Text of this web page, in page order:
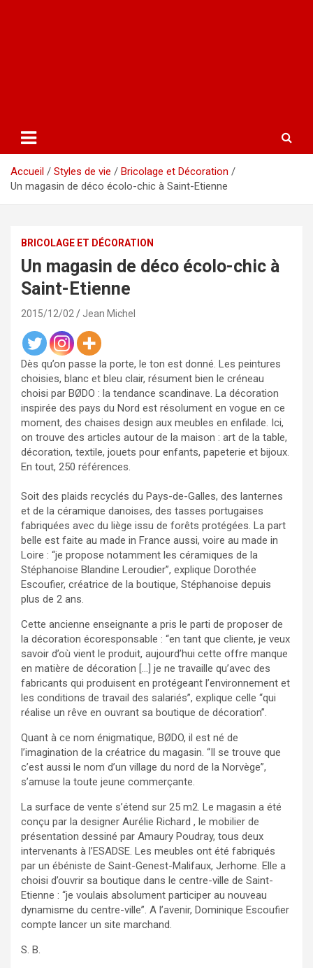
Accueil Styles de vie
Bricolage et Décoration
Un magasin de déco écolo-chic à Saint-Etienne
BRICOLAGE ET DÉCORATION
Un magasin de déco écolo-chic à
Saint-Etienne
2015/12/02 Jean Michel
Dès qu’on passe la porte, le ton est donné. Les peintures
choisies, blanc et bleu clair, résument bien le créneau
choisi par BØDO : la tendance scandinave. La décoration
inspirée des pays du Nord est résolument en vogue en ce
moment, des chaises design aux meubles en enfilade. Ici,
on trouve des articles autour de la maison : art de la table,
décoration, textile, jouets pour enfants, papeterie et bijoux.
En tout, 250 références.
Soit des plaids recyclés du Pays-de-Galles, des lanternes
et de la céramique danoises, des tasses portugaises
fabriquées avec du liège issu de forêts protégées. La part
belle est faite au made in France aussi, voire au made in
Loire : “je propose notamment les céramiques de la
Stéphanoise Blandine Leroudier”, explique Dorothée
Escoufier, créatrice de la boutique, Stéphanoise depuis
plus de 2 ans.
Cette ancienne enseignante a pris le parti de proposer de
la décoration écoresponsable : “en tant que cliente, je veux
savoir d’où vient le produit, aujourd’hui cette offre manque
en matière de décoration […] je ne travaille qu’avec des
fabricants qui produisent en protégeant l’environnement et
les conditions de travail des salariés”, explique celle “qui
réalise un rêve en ouvrant sa boutique de décoration”.
Quant à ce nom énigmatique, BØDO, il est né de
l’imagination de la créatrice du magasin. “Il se trouve que
c’est aussi le nom d’un village du nord de la Norvège”,
s’amuse la toute jeune commerçante.
La surface de vente s’étend sur 25 m2. Le magasin a été
conçu par la designer Aurélie Richard , le mobilier de
présentation dessiné par Amaury Poudray, tous deux
intervenants à l’ESADSE. Les meubles ont été fabriqués
par un ébéniste de Saint-Genest-Malifaux, Jerhome. Elle a
choisi d’ouvrir sa boutique dans le centre-ville de Saint-
Etienne : “je voulais absolument participer au nouveau
dynamisme du centre-ville”. A l’avenir, Dominique Escoufier
compte lancer un site marchand.
S. B.